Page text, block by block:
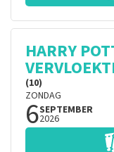
HARRY
(10)
ZONDAG
6SEPTEMBER
2026